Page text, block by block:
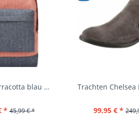
Rucksack terracotta blau navy Mi-Pac...
* 45,99 € * 99,95 € *